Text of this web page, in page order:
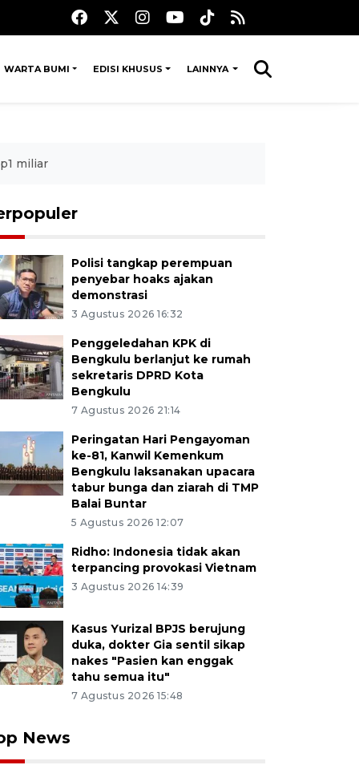
WARTA BUMI EDISI KHUSUS LAINNYA
miliar
Polisi tangkap perempuan
penyebar hoaks ajakan
demonstrasi
3 Agustus 2026 16:32
Penggeledahan KPK di
Bengkulu berlanjut ke rumah
sekretaris DPRD Kota
Bengkulu
7 Agustus 2026 21:14
Peringatan Hari Pengayoman
ke-81, Kanwil Kemenkum
Bengkulu laksanakan upacara
tabur bunga dan ziarah di TMP
Balai Buntar
5 Agustus 2026 12:07
Ridho: Indonesia tidak akan
terpancing provokasi Vietnam
3 Agustus 2026 14:39
Kasus Yurizal BPJS berujung
duka, dokter Gia sentil sikap
nakes "Pasien kan enggak
tahu semua itu"
7 Agustus 2026 15:48
News